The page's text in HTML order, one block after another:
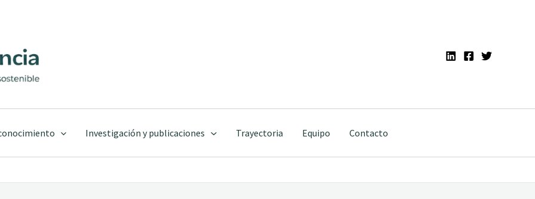
Investigación y publicaciones Trayectoria Equipo Contacto